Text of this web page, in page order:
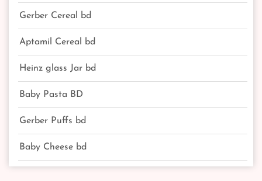
Gerber Cereal bd
Aptamil Cereal bd
Heinz glass Jar bd
Baby Pasta BD
Gerber Puffs bd
Baby Cheese bd